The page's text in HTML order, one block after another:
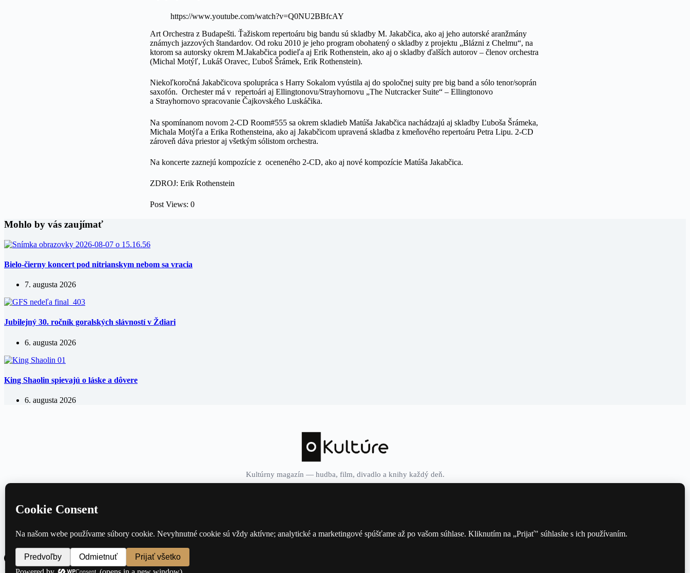
https://www.youtube.com/watch?v=Q0NU2BBfcAY
Art Orchestra z Budapešti. Ťažiskom repertoáru big bandu sú skladby M. Jakabčica, ako aj jeho autorské aranžmány
známych jazzových štandardov. Od roku 2010 je jeho program obohatený o skladby z projektu „Blázni z Chelmu“, na
ktorom sa autorsky okrem M.Jakabčica podieľa aj Erik Rothenstein, ako aj o skladby ďalších autorov – členov orchestra
(Michal Motýľ, Lukáš Oravec, Ľuboš Šrámek, Erik Rothenstein).
Niekoľkoročná Jakabčicova spolupráca s Harry Sokalom vyústila aj do spoločnej suity pre big band a sólo tenor/soprán
saxofón. Orchester má v repertoári aj Ellingtonovu/Strayhornovu „The Nutcracker Suite“ – Ellingtonovo
a Strayhornovo spracovanie Čajkovského Luskáčika.
Na spomínanom novom 2-CD Room#555 sa okrem skladieb Matúša Jakabčica nachádzajú aj skladby Ľuboša Šrámeka,
Michala Motýľa a Erika Rothensteina, ako aj Jakabčicom upravená skladba z kmeňového repertoáru Petra Lipu. 2-CD
zároveň dáva priestor aj všetkým sólistom orchestra.
Na koncerte zaznejú kompozície z oceneného 2-CD, ako aj nové kompozície Matúša Jakabčica.
ZDROJ: Erik Rothenstein
Post Views: 0
Mohlo by vás zaujímať
Bielo-čierny koncert pod nitrianskym nebom sa vracia
7. augusta 2026
Jubilejný 30. ročník goralských slávností v Ždiari
6. augusta 2026
King Shaolin spievajú o láske a dôvere
6. augusta 2026
Kultúrny magazín — hudba, film, divadlo a knihy každý deň.
Divadlo
Film
Knihy